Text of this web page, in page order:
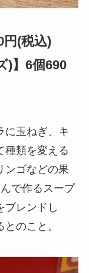
円(税込)
)】6個690
に玉ねぎ、キ
種類を変える
ンゴなどの果
で作るスープ
ブレンドし
のこと。